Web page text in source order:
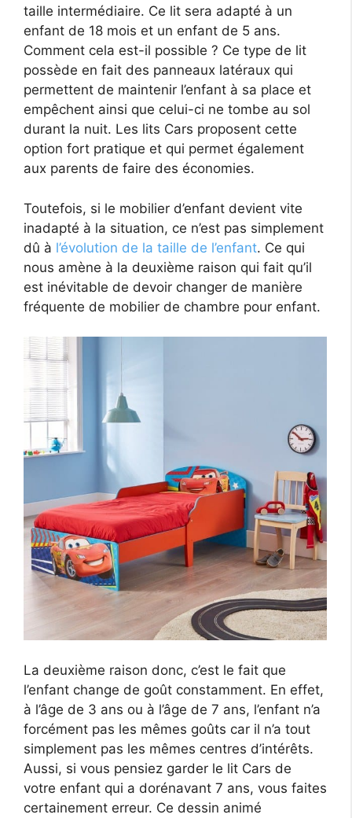
taille intermédiaire. Ce lit sera adapté à un
enfant de 18 mois et un enfant de 5 ans.
Comment cela est-il possible ? Ce type de lit
possède en fait des panneaux latéraux qui
permettent de maintenir l’enfant à sa place et
empêchent ainsi que celui-ci ne tombe au sol
durant la nuit. Les lits Cars proposent cette
option fort pratique et qui permet également
aux parents de faire des économies.
Toutefois, si le mobilier d’enfant devient vite
inadapté à la situation, ce n’est pas simplement
dû à l’évolution de la taille de l’enfant. Ce qui
nous amène à la deuxième raison qui fait qu’il
est inévitable de devoir changer de manière
fréquente de mobilier de chambre pour enfant.
La deuxième raison donc, c’est le fait que
l’enfant change de goût constamment. En effet,
à l’âge de 3 ans ou à l’âge de 7 ans, l’enfant n’a
forcément pas les mêmes goûts car il n’a tout
simplement pas les mêmes centres d’intérêts.
Aussi, si vous pensiez garder le lit Cars de
votre enfant qui a dorénavant 7 ans, vous faites
certainement erreur. Ce dessin animé